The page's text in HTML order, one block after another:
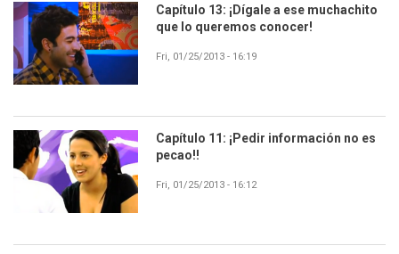
Capítulo 13: ¡Dígale a ese muchachito
que lo queremos conocer!
Fri, 01/25/2013 - 16:19
Capítulo 11: ¡Pedir información no es
pecao!!
Fri, 01/25/2013 - 16:12